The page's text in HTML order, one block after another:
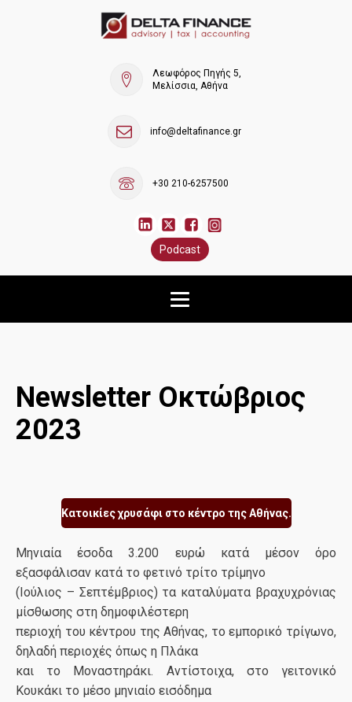
Λεωφόρος Πηγής 5,
Μελίσσια, Αθήνα
info@deltafinance.gr
+30 210-6257500
Podcast
Newsletter Οκτώβριος
2023
Κατοικίες χρυσάφι στο κέντρο της Αθήνας.
Μηνιαία έσοδα 3.200 ευρώ κατά μέσον όρο
εξασφάλισαν κατά το φετινό τρίτο τρίμηνο
(Ιούλιος – Σεπτέμβριος) τα καταλύματα βραχυχρόνιας
μίσθωσης στη δημοφιλέστερη
περιοχή του κέντρου της Αθήνας, το εμπορικό τρίγωνο,
δηλαδή περιοχές όπως η Πλάκα
και το Μοναστηράκι. Αντίστοιχα, στο γειτονικό
Κουκάκι το μέσο μηνιαίο εισόδημα